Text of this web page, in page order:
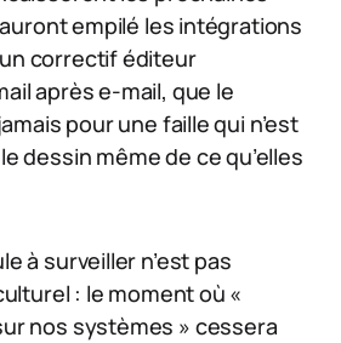
empilé les intégrations
correctif éditeur
après e-mail, que le
pour une faille qui n’est
dessin même de ce qu’elles
à surveiller n’est pas
: le moment où «
nos systèmes » cessera